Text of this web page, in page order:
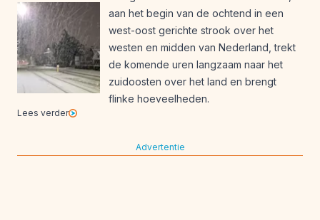
aan het begin van de ochtend in een
west-oost gerichte strook over het
westen en midden van Nederland, trekt
de komende uren langzaam naar het
zuidoosten over het land en brengt
flinke hoeveelheden.
Lees verder
Advertentie